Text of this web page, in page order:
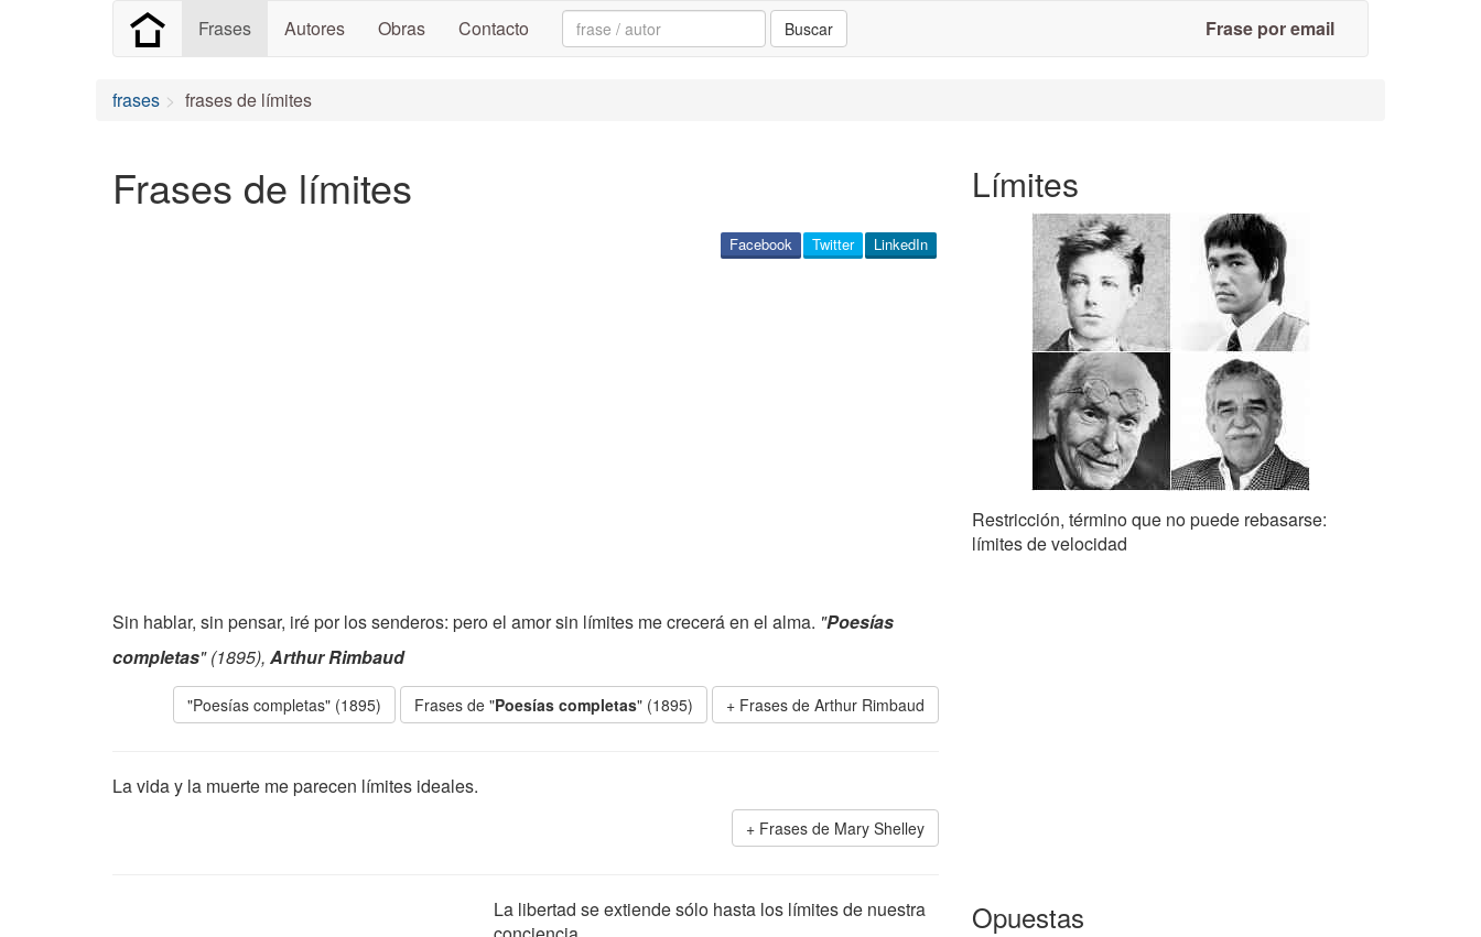
Frases Autores Obras Contacto Search: Buscar Frase por email
frases frases de límites
Frases de límites
LinkedIn
Twitter
Facebook
Sin hablar, sin pensar, iré por los senderos: pero el amor sin límites me crecerá en el alma. "Poesías
completas" (1895), Arthur Rimbaud
"Poesías completas" (1895) Frases de "Poesías completas" (1895) Frases de Arthur Rimbaud
La vida y la muerte me parecen límites ideales.
Frases de Mary Shelley
La libertad se extiende sólo hasta los límites de nuestra
Límites
Restricción, término que no puede rebasarse:
límites de velocidad
Opuestas